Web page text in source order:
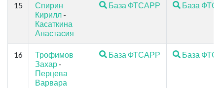
15
Спирин
Кирилл -
Касаткина
Анастасия
База ФТСАРР База
16
Трофимов
Захар -
Перцева
Варвара
База ФТСАРР База